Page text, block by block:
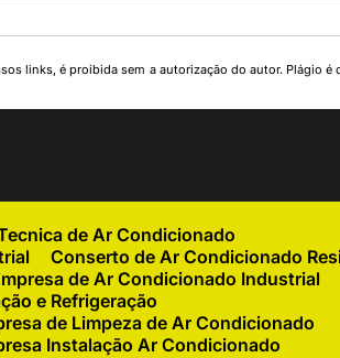
links, é proibida sem a autorização do autor. Plágio é
de Ar Condicionado
Conserto de Ar Condicionado
de Ar Condicionado Industrial
e Refrigeração
de Limpeza de Ar Condicionado
Instalação Ar Condicionado